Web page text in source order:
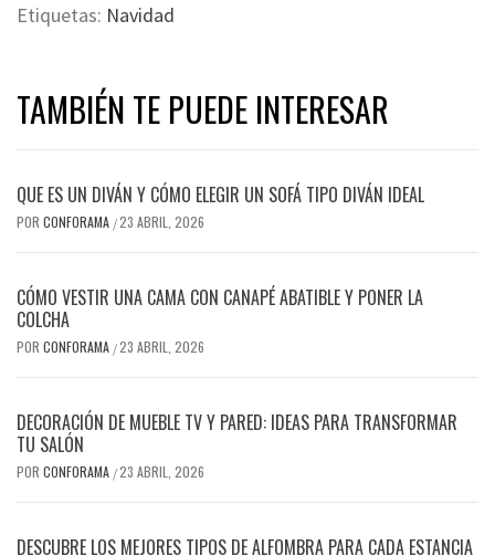
Etiquetas: Navidad
TAMBIÉN TE PUEDE INTERESAR
QUE ES UN DIVÁN Y CÓMO ELEGIR UN SOFÁ TIPO DIVÁN IDEAL
POR CONFORAMA /23 ABRIL, 2026
CÓMO VESTIR UNA CAMA CON CANAPÉ ABATIBLE Y PONER LA
COLCHA
POR CONFORAMA /23 ABRIL, 2026
DECORACIÓN DE MUEBLE TV Y PARED: IDEAS PARA TRANSFORMAR
TU SALÓN
POR CONFORAMA /23 ABRIL, 2026
DESCUBRE LOS MEJORES TIPOS DE ALFOMBRA PARA CADA ESTANCIA